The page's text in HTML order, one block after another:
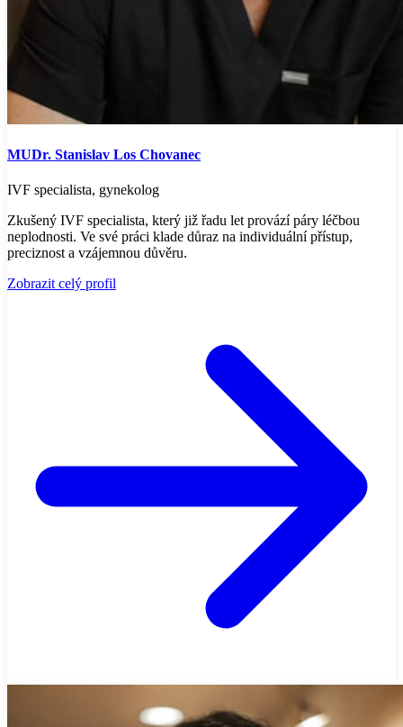
MUDr. Stanislav Los Chovanec
IVF specialista, gynekolog
Zkušený IVF specialista, který již řadu let provází páry léčbou
neplodnosti. Ve své práci klade důraz na individuální přístup,
preciznost a vzájemnou důvěru.
Zobrazit celý profil